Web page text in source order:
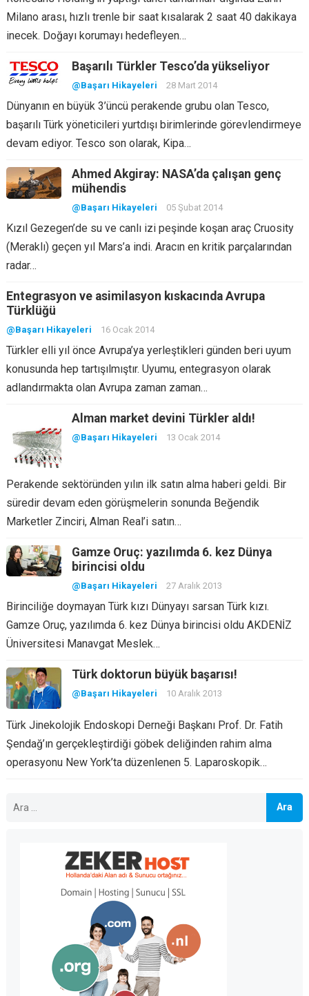
Milano arası, hızlı trenle bir saat kısalarak 2 saat 40 dakikaya
inecek. Doğayı korumayı hedefleyen…
Başarılı Türkler Tesco’da yükseliyor
@Başarı Hikayeleri 28 Mart 2014
Dünyanın en büyük 3’üncü perakende grubu olan Tesco,
başarılı Türk yöneticileri yurtdışı birimlerinde görevlendirmeye
devam ediyor. Tesco son olarak, Kipa…
Ahmed Akgiray: NASA’da çalışan genç
mühendis
@Başarı Hikayeleri 05 Şubat 2014
Kızıl Gezegen’de su ve canlı izi peşinde koşan araç Cruosity
(Meraklı) geçen yıl Mars’a indi. Aracın en kritik parçalarından
radar…
Entegrasyon ve asimilasyon kıskacında Avrupa
Türklüğü
@Başarı Hikayeleri 16 Ocak 2014
Türkler elli yıl önce Avrupa’ya yerleştikleri günden beri uyum
konusunda hep tartışılmıştır. Uyumu, entegrasyon olarak
adlandırmakta olan Avrupa zaman zaman…
Alman market devini Türkler aldı!
@Başarı Hikayeleri 13 Ocak 2014
Perakende sektöründen yılın ilk satın alma haberi geldi. Bir
süredir devam eden görüşmelerin sonunda Beğendik
Marketler Zinciri, Alman Real’i satın…
Gamze Oruç: yazılımda 6. kez Dünya
birincisi oldu
@Başarı Hikayeleri 27 Aralık 2013
Birinciliğe doymayan Türk kızı Dünyayı sarsan Türk kızı.
Gamze Oruç, yazılımda 6. kez Dünya birincisi oldu AKDENİZ
Üniversitesi Manavgat Meslek…
Türk doktorun büyük başarısı!
@Başarı Hikayeleri 10 Aralık 2013
Türk Jinekolojik Endoskopi Derneği Başkanı Prof. Dr. Fatih
Şendağ’ın gerçekleştirdiği göbek deliğinden rahim alma
operasyonu New York’ta düzenlenen 5. Laparoskopik…